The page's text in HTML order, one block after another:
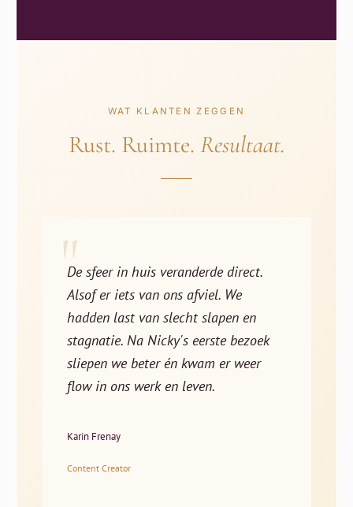
WAT KLANTEN ZEGGEN
Rust. Ruimte. Resultaat.
"
De sfeer in huis veranderde direct.
Alsof er iets van ons afviel. We
hadden last van slecht slapen en
stagnatie. Na Nicky's eerste bezoek
sliepen we beter én kwam er weer
flow in ons werk en leven.
Karin Frenay
Content Creator